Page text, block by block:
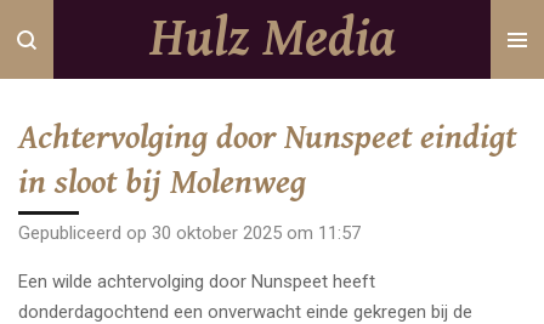
Ga
direct
hoofdinhoud
Hulz Media
Achtervolging door Nunspeet eindigt
in sloot bij Molenweg
Gepubliceerd op 30 oktober 2025 om 11:57
Een wilde achtervolging door Nunspeet heeft
donderdagochtend een onverwacht einde gekregen bij de